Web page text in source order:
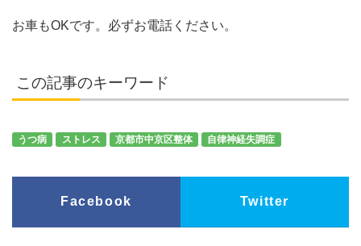
お車もOKです。必ずお電話ください。
この記事のキーワード
うつ病 ストレス 京都市中京区整体 自律神経失調症
Facebook Twitter